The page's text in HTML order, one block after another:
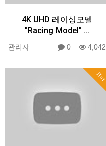
4K UHD 레이싱모델
"Racing Model" …
관리자 0 4,042
Hot